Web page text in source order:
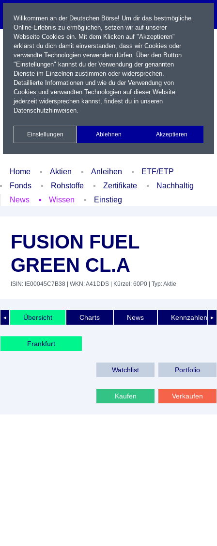
Name / WKN / ISIN / Kürzel
Xetra Realtime
Watchlist Portfolio Login
Home Aktien Anleihen
ETF/ETP
Fonds
Rohstoffe Zertifikate
Nachhaltig
News
Wissen Einstieg
FUSION FUEL
GREEN CL.A
ISIN: IE00045C7B38 | WKN: A41DDS | Kürzel: 60P0 | Typ: Aktie
◄ ►
Übersicht Charts News Kennzahlen
Frankfurt
Watchlist Portfolio
Kaufen Verkaufen
Willkommen an der Deutschen Börse! Um dir das bestmögliche
Online-Erlebnis zu ermöglichen, setzen wir auf unserer
Webseite Cookies ein. Mit dem Klicken auf "Akzeptieren"
erklärst du dich damit einverstanden, dass wir Cookies oder
verwandte Technologien verwenden dürfen. Über den Button
"Einstellungen" kannst du der Verwendung der genannten
Dienste im Einzelnen zustimmen oder widersprechen.
Detaillierte Informationen und wie du der Verwendung von
Cookies und verwandten Technologien auf dieser Website
jederzeit widersprechen kannst, findest du in unseren
Datenschutzhinweisen.
Einstellungen Ablehnen Akzeptieren